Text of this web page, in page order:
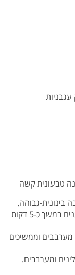
טבעונית קשה
בינונית-גבוהה.
מוסיפים בצל, שום, צ'ילי וסלרי, מערבבים ומטגנים במשך כ-5 דקות
מערבבים וממשיכים
ומערבבים.